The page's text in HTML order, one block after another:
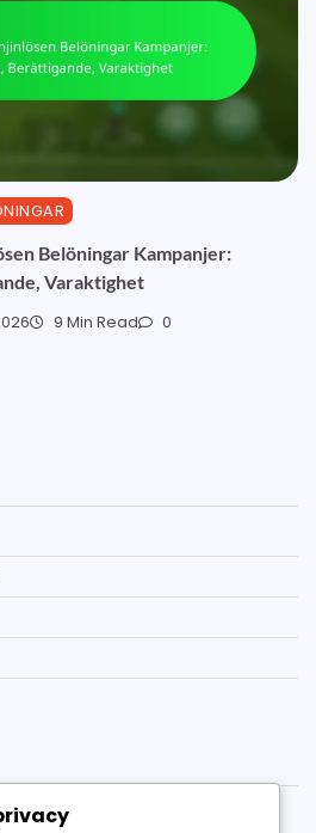
Belöningar Kampanjer:
Varaktighet
9 Min Read 0
Bonus Support: Hjälp, Kanaler,